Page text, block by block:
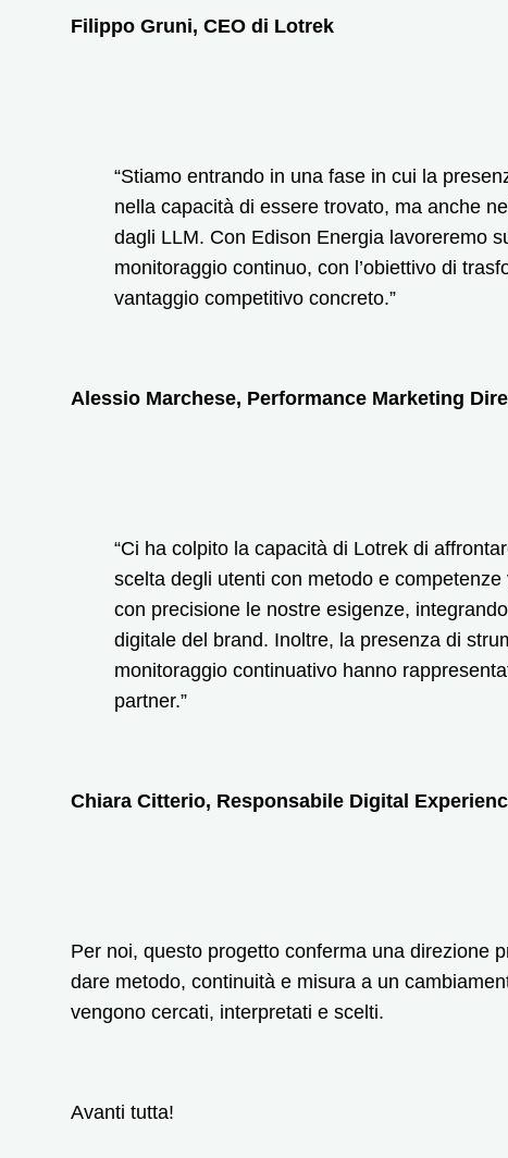
Filippo Gruni, CEO di Lotrek
“Stiamo entrando in una fase in cui la
nella capacità di essere trovato, ma anche
dagli LLM. Con Edison Energia lavoreremo
monitoraggio continuo, con l’obiettivo di
vantaggio competitivo concreto.”
Alessio Marchese, Performance Marketing
“Ci ha colpito la capacità di Lotrek di
scelta degli utenti con metodo e
con precisione le nostre esigenze,
digitale del brand. Inoltre, la presenza di
monitoraggio continuativo hanno
partner.”
Chiara Citterio, Responsabile Digital
Per noi, questo progetto conferma una direzione
dare metodo, continuità e misura a un
vengono cercati, interpretati e scelti.
Avanti tutta!